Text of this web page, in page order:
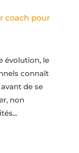
coach pour
évolution, le
connaît
de se
non